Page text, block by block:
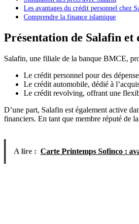
Les avantages du crédit personnel chez
Comprendre la finance islamique
Présentation de Salafin et
Salafin, une filiale de la banque BMCE,
Le crédit personnel pour des
Le crédit automobile, dédié à
Le crédit revolving, offrant une
D’une part, Salafin est également active
financiers. En tant que membre réputé de
A lire : Carte Printemps Sofinco :